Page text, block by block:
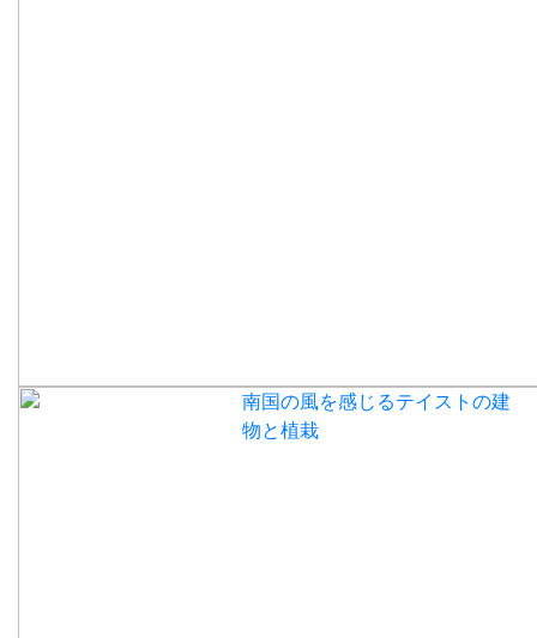
南国の風を感じるテイストの建
物と植栽